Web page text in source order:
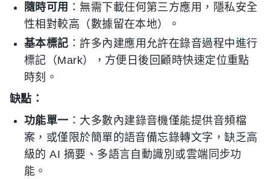
隨時可用 ：無需下載任何第三方應用，隱私安全
性相對較高（數據留在本地）。
基本標記 ：許多內建應用允許在錄音過程中進行
標記（Mark），方便日後回顧時快速定位重點
時刻。
缺點：
功能單一 ：大多數內建錄音機僅能提供音頻檔
案，或僅限於簡單的語音備忘錄轉文字，缺乏高
級的 AI 摘要、多語言自動識別或雲端同步功
能。